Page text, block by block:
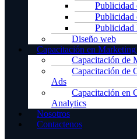
Publicidad
Publicidad
Publicidad
Diseño web
Capacitación en
Capacitación de
Capacitación de
Ads
Capacitación en
Analytics
Nosotros
Contactenos